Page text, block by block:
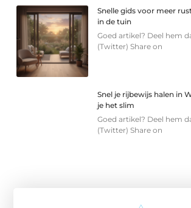
Snelle gids voor meer
in de tuin
Goed artikel? Deel hem
(Twitter) Share on
Snel je rijbewijs halen in
je het slim
Goed artikel? Deel hem
(Twitter) Share on